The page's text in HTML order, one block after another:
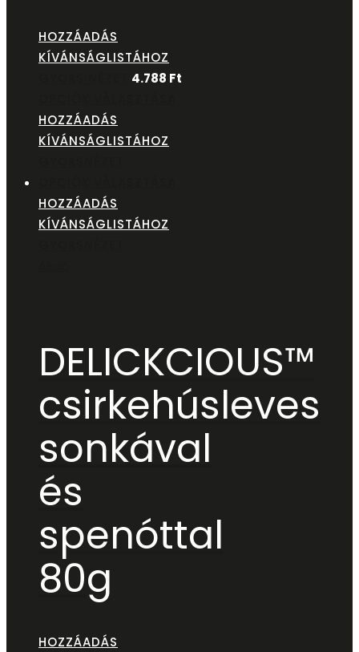
HOZZÁADÁS
KÍVÁNSÁGLISTÁHOZ
4.788 Ft
HOZZÁADÁS
KÍVÁNSÁGLISTÁHOZ
HOZZÁADÁS
KÍVÁNSÁGLISTÁHOZ
DELICKCIOUS™
csirkehúsleves
sonkával
és
spenóttal
80g
HOZZÁADÁS